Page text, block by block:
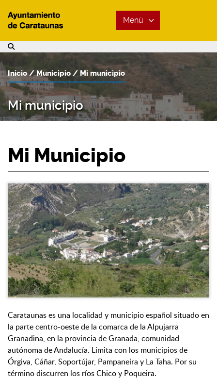
Menú
Mi municipio
Inicio Municipio Mi municipio
Mi Municipio
Carataunas es una localidad y municipio español situado en
la parte centro-oeste de la comarca de la Alpujarra
Granadina, en la provincia de Granada, comunidad
autónoma de Andalucía. Limita con los municipios de
Órgiva, Cáñar, Soportújar, Pampaneira y La Taha. Por su
término discurren los ríos Chico y Poqueira.